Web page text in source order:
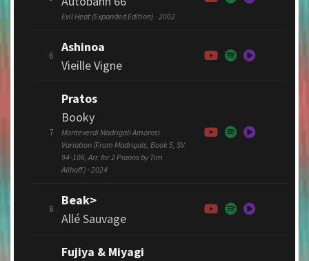
Evil Heat (Expanded Edition) · 2002
6
Ashinoa
Vieille Vigne
7
Pratos
Booky
Monteverdi Madrigali Amorosi
Variation (From Madrigals, Book 5, SV
94-106, Arr. for 2 Pianos by Tim
Allhoff) · 2024
8
Beak>
Allé Sauvage
Fujiya & Miyagi